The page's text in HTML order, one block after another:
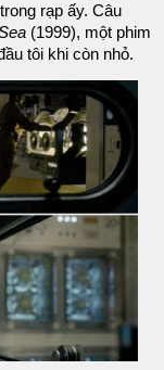
rạp ấy. Câu
(1999), một phim
tôi khi còn nhỏ.